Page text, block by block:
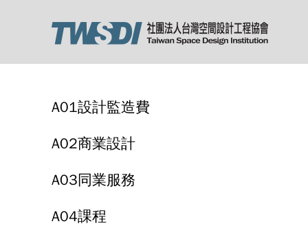
A01設計監造費
A02商業設計
A03同業服務
A04課程